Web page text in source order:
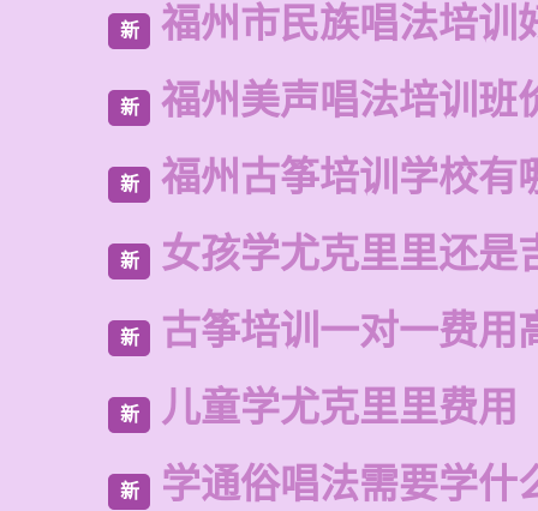
新 福州市民族唱法培训
新 福州美声唱法培训班
新 福州古筝培训学校有
新 女孩学尤克里里还是
新 古筝培训一对一费用
新 儿童学尤克里里费用
新 学通俗唱法需要学什